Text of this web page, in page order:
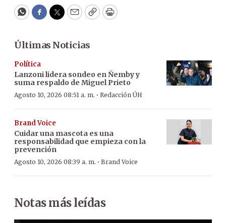
WhatsApp
Facebook
Twitter
EmailCopyPrint
Últimas Noticias
Política
Lanzoni lidera sondeo en Ñemby y
suma respaldo de Miguel Prieto
Agosto 10, 2026 08:51 a. m. · Redacción ÚH
Brand Voice
Cuidar una mascota es una
responsabilidad que empieza con la
prevención
Agosto 10, 2026 08:39 a. m. · Brand Voice
Notas más leídas